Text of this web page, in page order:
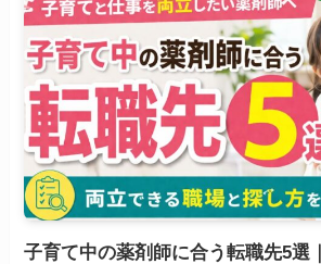
子育て中の薬剤師に合う転職先5選